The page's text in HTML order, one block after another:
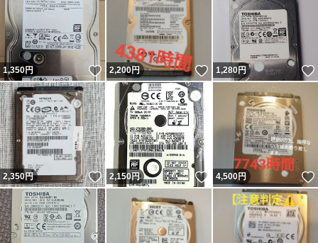
1,350円 いいね！
2,200円 いいね！
1,280円
2,350円 いいね！
2,150円 いいね！
4,500円